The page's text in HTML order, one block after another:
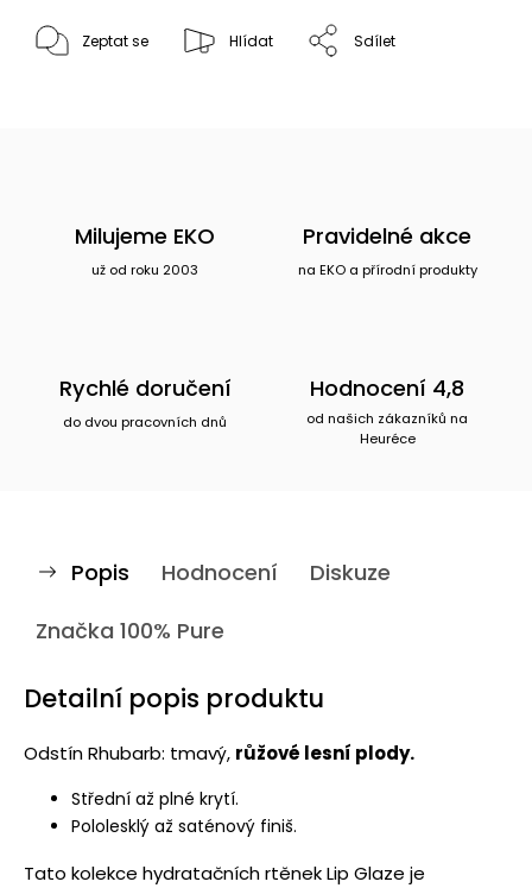
Zeptat se Hlídat Sdílet
Milujeme EKO
už od roku 2003
Pravidelné akce
na EKO a přírodní produkty
Rychlé doručení
do dvou pracovních dnů
Hodnocení 4,8
od našich zákazníků na
Heuréce
Popis Hodnocení
Diskuze
Značka 100% Pure
Detailní popis produktu
Odstín Rhubarb: tmavý, růžové lesní plody.
Střední až plné krytí.
Pololesklý až saténový finiš.
Tato kolekce hydratačních rtěnek Lip Glaze je